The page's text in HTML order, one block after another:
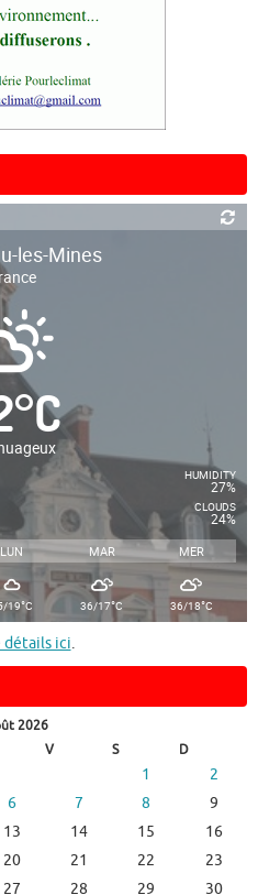
les-Mines
°C
HUMIDITY
27%
CLOUDS
24%
LUN MAR MER
19°C 36/17°C 36/18°C
détails ici.
2026
V S D
1
2
6 7 8
9
13 14 15
16
20 21 22
23
27 28 29
30